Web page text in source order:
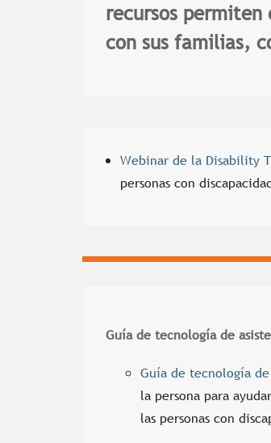
recursos permiten
con sus familias,
Webinar de la Disability
personas con
Guía de tecnología de
Guía de tecnología
la persona para
las personas con